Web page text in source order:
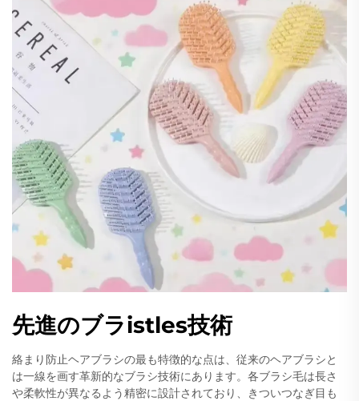
先進のブラistles技術
絡まり防止ヘアブラシの最も特徴的な点は、従来のヘアブラシと
は一線を画す革新的なブラシ技術にあります。各ブラシ毛は長さ
や柔軟性が異なるよう精密に設計されており、きついつなぎ目も